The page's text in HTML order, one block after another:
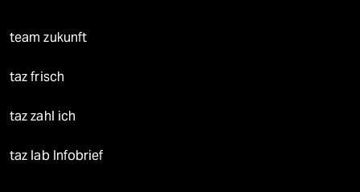
team zukunft
taz frisch
taz zahl ich
taz lab Infobrief